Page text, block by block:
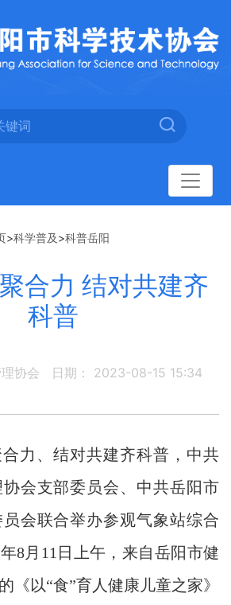
>科学普及>科普岳阳
合力 结对共建齐
科普
协会
日期： 2023-08-15 15:34
、结对共建齐科普，中共
会支部委员会、中共岳阳市
会联合举办参观气象站综合
8月11日上午，来自岳阳市健
《以“食”育人健康儿童之家》